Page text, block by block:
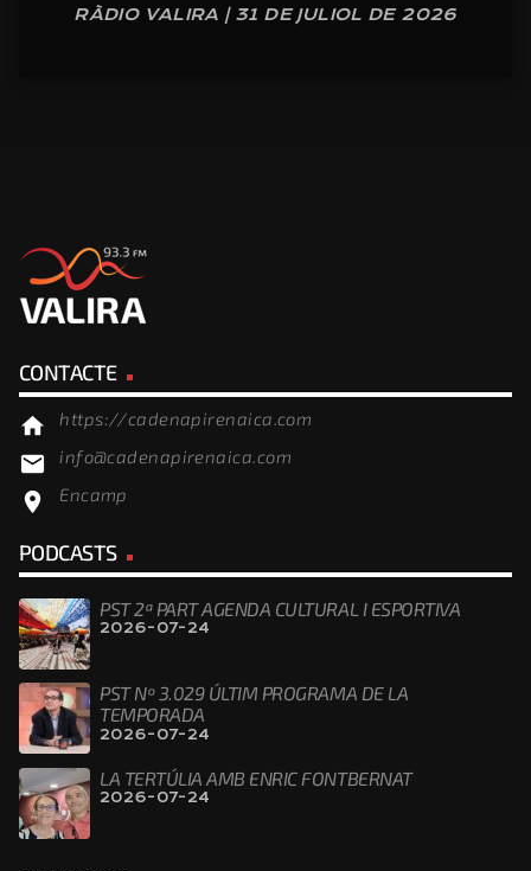
RÀDIO VALIRA | 31 DE JULIOL DE 2026
CONTACTE
home https://cadenapirenaica.com
email info@cadenapirenaica.com
location_on Encamp
PODCASTS
PST 2ª PART AGENDA CULTURAL I ESPORTIVA
2026-07-24
PST Nº 3.029 ÚLTIM PROGRAMA DE LA
TEMPORADA
2026-07-24
LA TERTÚLIA AMB ENRIC FONTBERNAT
2026-07-24